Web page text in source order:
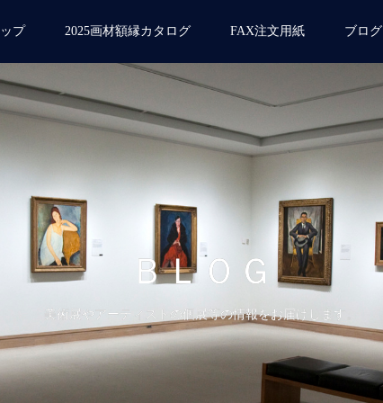
プ 2025画材額縁カタログ FAX注文用紙 ブログ
ＢＬＯＧ
美術展やアーティストの個展等の情報をお届けします。